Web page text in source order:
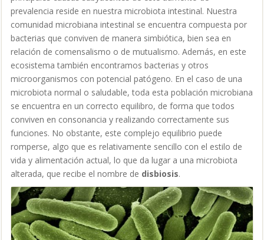
prevalencia reside en nuestra microbiota intestinal. Nuestra
comunidad microbiana intestinal se encuentra compuesta por
bacterias que conviven de manera simbiótica, bien sea en
relación de comensalismo o de mutualismo. Además, en este
ecosistema también encontramos bacterias y otros
microorganismos con potencial patógeno. En el caso de una
microbiota normal o saludable, toda esta población microbiana
se encuentra en un correcto equilibro, de forma que todos
conviven en consonancia y realizando correctamente sus
funciones. No obstante, este complejo equilibrio puede
romperse, algo que es relativamente sencillo con el estilo de
vida y alimentación actual, lo que da lugar a una microbiota
alterada, que recibe el nombre de disbiosis.